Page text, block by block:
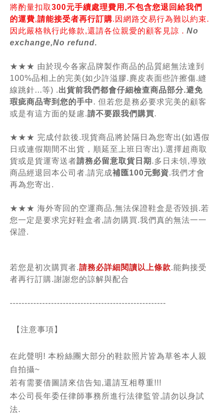
將酌量扣取300元手續處理費用,不包含您退回給我們
的運費,請能接受者再行訂購.因網路交易行為難以約束.
因此嚴格執行此條款,還請各位親愛的顧客見諒 . No
exchange,No refund.
★★★ 由於現今各家品牌製作商品的品質絕無法達到
100%品相上的完美(如少許溢膠.麂皮表面些許擦傷.縫
線跳針...等) .出貨前我們都會仔細檢查商品部分.避免
瑕疵商品寄到您的手中. 但若您是務必要求完美的顧客
或是有這方面的疑慮.請不要跟我們購買.
★★★ 完成付款後.現貨商品將於隔日為您寄出(如遇假
日或連假期間不出貨，順延至上班日寄出).選擇超商取
貨或是貨運寄送者請務必留意取貨日期 .多日未領,導致
商品經退回本公司者.請完成補匯100元郵資.我們才會
再為您寄出.
★★★ 海外寄回的空運商品,無法保證鞋盒是否毀損.若
您一定是要求完好鞋盒者,請勿購買.我們真的無法一一
保證.
若您是初次購買者.請務必詳細閱讀以上條款.能夠接受
者再行訂購.謝謝您的諒解與配合
-----------------------------------------------------
【注意事項】
在此聲明! 本粉絲團大部分的鞋款照片皆為草爸本人親
自拍攝~
若有需要借圖請來信告知,還請互相尊重!!!
本公司長年委任律師事務所進行法律監管,請勿以身試
法.